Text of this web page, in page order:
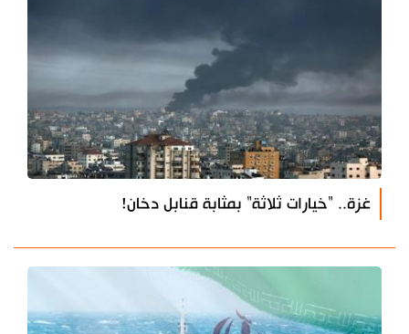
غزة.. "خيارات ثلاثة" بمثابة قنابل دخان!